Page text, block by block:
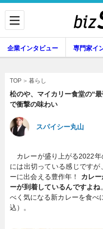
副業
グルメ
企業インタビュー 専門家イ
TOP 暮らし
松のや、マイカリー食堂の“
で衝撃の味わい
スパイシー丸山
カレーが盛り上がる2022年
には出切っている感じです
ーに出会える豊作年！ カレ
ーが到着しているんですよね
べく気になる新カレーを食べ
込）。